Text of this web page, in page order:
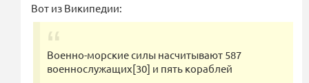
Вот из Википедии:
Военно-морские силы насчитывают 587
военнослужащих[30] и пять кораблей